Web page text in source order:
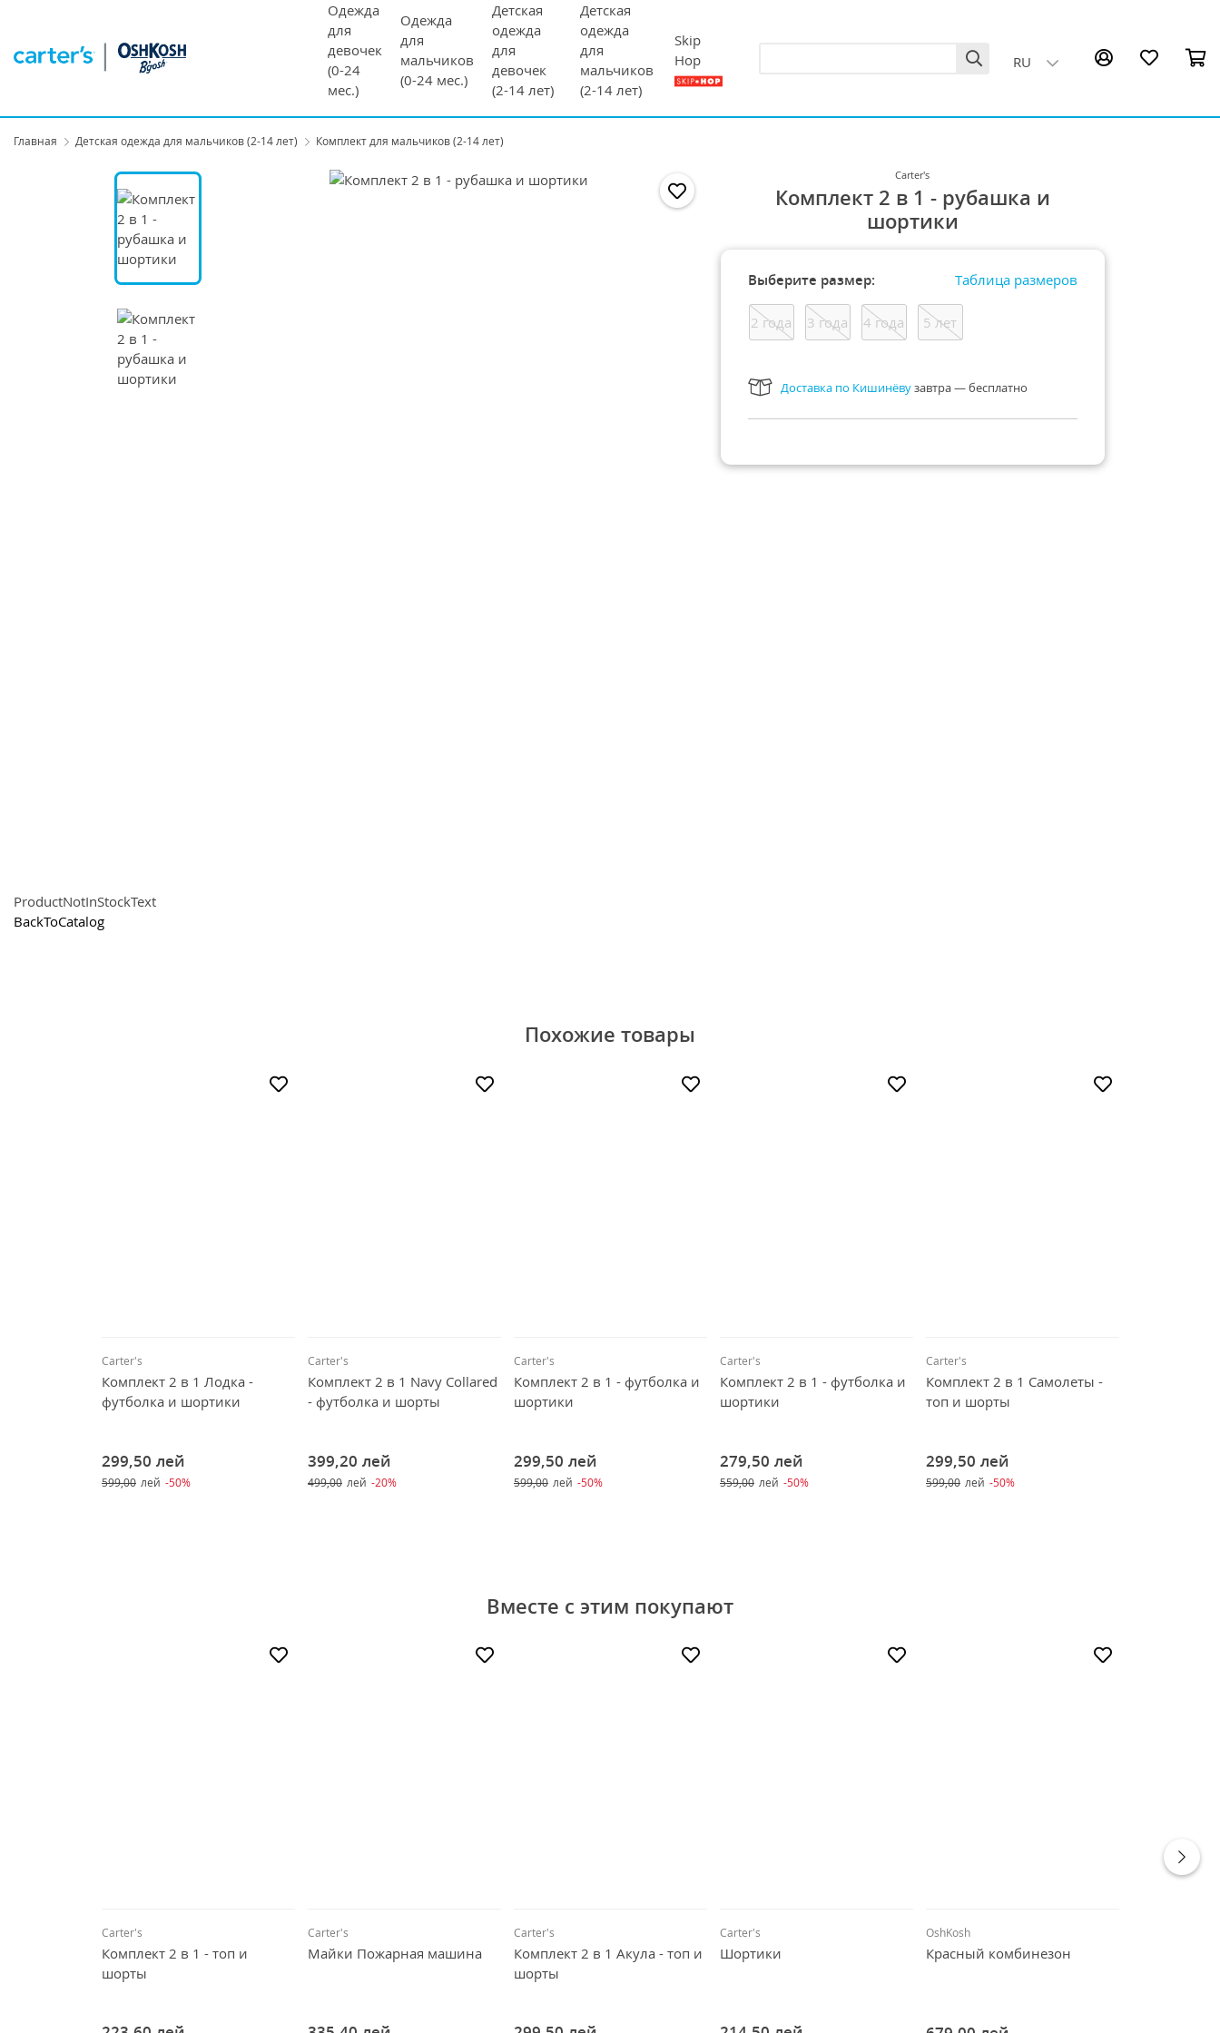
Одежда
для
девочек
(0-24
мес.)
Одежда
для
мальчиков
(0-24 мес.)
Детская
одежда
для
девочек
(2-14 лет)
Детская
одежда
для
мальчиков
(2-14 лет)
Skip
Hop
RU
Главная Детская одежда для мальчиков (2-14 лет) Комплект для мальчиков (2-14 лет)
Carter's
Комплект 2 в 1 - рубашка и
шортики
Выберите размер: Таблица размеров
2 года 3 года 4 года 5 лет
Доставка по Кишинёвузавтра — бесплатно
ProductNotInStockText
BackToCatalog
Похожие товары
Carter's
Комплект 2 в 1 Лодка -
футболка и шортики
299,50 лей
599,00 лей -50%
Carter's
Комплект 2 в 1 Navy Collared
- футболка и шорты
399,20 лей
499,00 лей -20%
Carter's
Комплект 2 в 1 - футболка и
шортики
299,50 лей
599,00 лей -50%
Carter's
Комплект 2 в 1 - футболка и
шортики
279,50 лей
559,00 лей -50%
Carter's
Комплект 2 в 1 Самолеты -
топ и шорты
299,50 лей
599,00 лей -50%
Вместе с этим покупают
Carter's
Комплект 2 в 1 - топ и
шорты
Carter's
Майки Пожарная машина
Carter's
Комплект 2 в 1 Акула - топ и
шорты
Carter's
Шортики
OshKosh
Красный комбинезон